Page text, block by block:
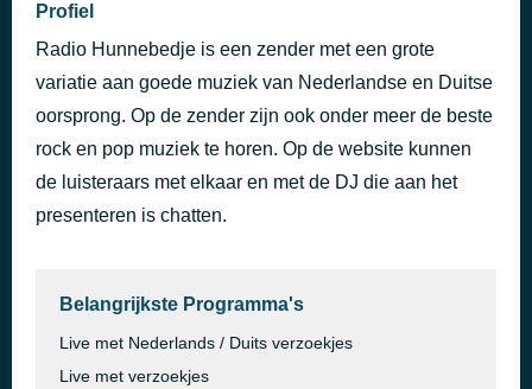
Profiel
Radio Hunnebedje is een zender met een grote
variatie aan goede muziek van Nederlandse en Duitse
oorsprong. Op de zender zijn ook onder meer de beste
rock en pop muziek te horen. Op de website kunnen
de luisteraars met elkaar en met de DJ die aan het
presenteren is chatten.
Belangrijkste Programma's
Live met Nederlands / Duits verzoekjes
Live met verzoekjes